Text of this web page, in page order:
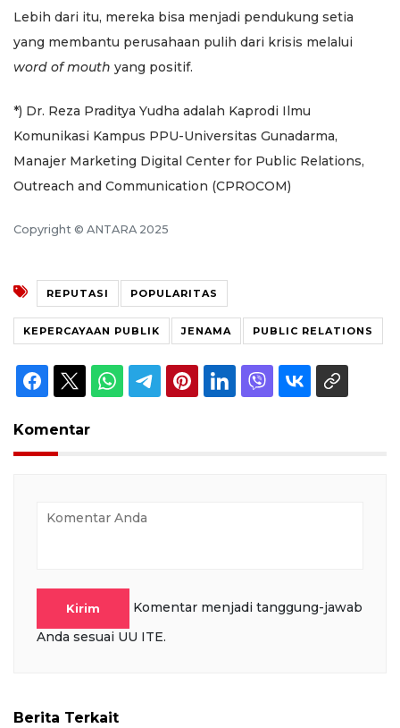
Lebih dari itu, mereka bisa menjadi pendukung setia
yang membantu perusahaan pulih dari krisis melalui
word of mouth yang positif.
*) Dr. Reza Praditya Yudha adalah Kaprodi Ilmu
Komunikasi Kampus PPU-Universitas Gunadarma,
Manajer Marketing Digital Center for Public Relations,
Outreach and Communication (CPROCOM)
Copyright © ANTARA 2025
REPUTASI POPULARITAS
KEPERCAYAAN PUBLIK JENAMA PUBLIC RELATIONS
Komentar
Kirim
Komentar menjadi tanggung-jawab
Anda sesuai UU ITE.
Berita Terkait